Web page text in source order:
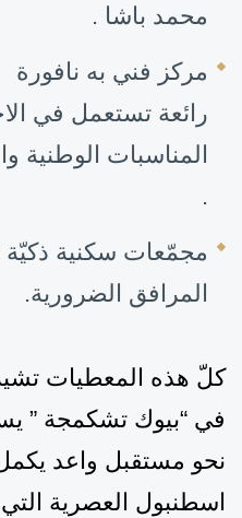
محمد باشا .
مركز فني به نافورة
رائعة تستعمل في
المناسبات الوطنية
.
مجمّعات سكنية ذكيّة
المرافق الضرورية.
كلّ هذه المعطيات
في “بيوك تشكمجة ”
نحو مستقبل واعد
اسطنبول العصرية التي